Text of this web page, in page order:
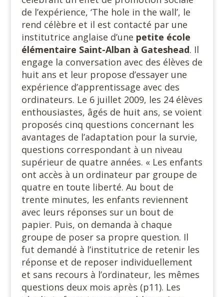
de l’expérience, ‘The hole in the wall’, le
rend célèbre et il est contacté par une
institutrice anglaise d’une petite école
élémentaire Saint-Alban à Gateshead. Il
engage la conversation avec des élèves de
huit ans et leur propose d’essayer une
expérience d’apprentissage avec des
ordinateurs. Le 6 juillet 2009, les 24 élèves
enthousiastes, âgés de huit ans, se voient
proposés cinq questions concernant les
avantages de l’adaptation pour la survie,
questions correspondant à un niveau
supérieur de quatre années. « Les enfants
ont accès à un ordinateur par groupe de
quatre en toute liberté. Au bout de
trente minutes, les enfants reviennent
avec leurs réponses sur un bout de
papier. Puis, on demanda à chaque
groupe de poser sa propre question. Il
fut demandé à l’institutrice de retenir les
réponse et de reposer individuellement
et sans recours à l’ordinateur, les mêmes
questions deux mois après (p11). Les